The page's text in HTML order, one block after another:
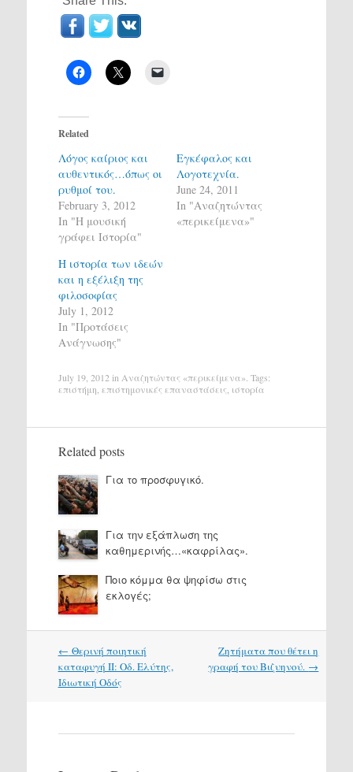
Related
Λόγος καίριος και
αυθεντικός…όπως οι
ρυθμοί του.
February 3, 2012
In "H μουσική
γράφει Ιστορία"
Εγκέφαλος και
Λογοτεχνία.
June 24, 2011
In "Αναζητώντας
«περικείμενα»"
Η ιστορία των ιδεών
και η εξέλιξη της
φιλοσοφίας
July 1, 2012
In "Προτάσεις
Ανάγνωσης"
July 19, 2012 in Αναζητώντας «περικείμενα» . Tags:
επιστήμη επιστημονικές επαναστάσεις, ιστορία
Related posts
Για το προσφυγικό.
Για την εξάπλωση της
καθημερινής…«καφρίλας».
Ποιο κόμμα θα ψηφίσω στις
εκλογές;
Post
navigation
← Θερινή ποιητική
καταφυγή ΙΙ: Οδ. Ελύτης,
Ιδιωτική Οδός
Ζητήματα που θέτει η
γραφή του Βιζυηνού. →